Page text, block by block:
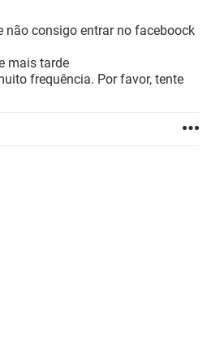
GMAIL
não consigo entrar no faceboock
mais tarde
frequência. Por favor, tente